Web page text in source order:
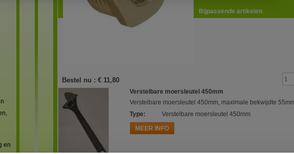
en
Bestel nu : € 11,80
Bijpassende artikelen
Verstelbare moersleutel 450mm
Verstelbare moersleutel 450mm, maximale bekwijdte
Type:
Verstelbare moersleutel 450mm
MEER INFO